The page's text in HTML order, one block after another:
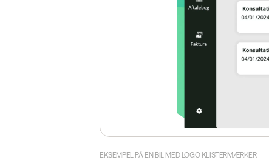
EKSEMPEL PÅ EN BIL MED LOGO KLISTERMÆRKER